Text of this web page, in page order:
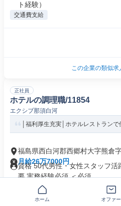
ト経験）
交通費支給
この企業の類似求
正社員
ホテルの調理職/11854
エクシブ那須白河
│福利厚生充実│ホテルレストラン
福島県西白河郡西郷村大字熊倉
月給26万7000円
資格 50代男性・女性スタッフ
要 実務経験必須 ＜必須...
研修あり +5個
ホーム オファー